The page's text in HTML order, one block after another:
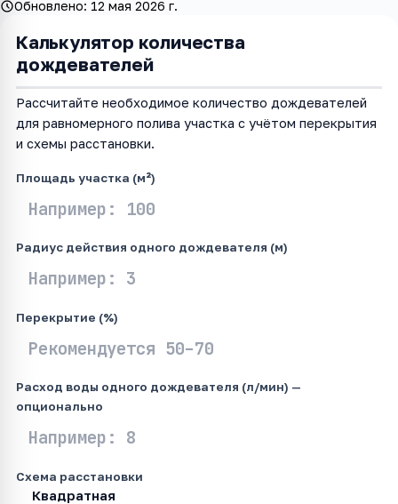
Обновлено: 12 мая 2026 г.
Калькулятор количества
дождевателей
Рассчитайте необходимое количество дождевателей
для равномерного полива участка с учётом перекрытия
и схемы расстановки.
Площадь участка (м²)
Радиус действия одного дождевателя (м)
Перекрытие (%)
Расход воды одного дождевателя (л/мин) —
опционально
Схема расстановки